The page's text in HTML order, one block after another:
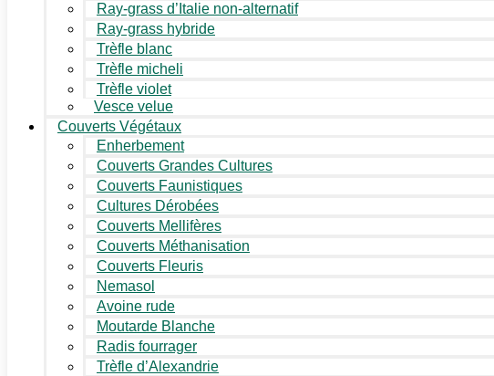
Ray-grass d’Italie non-alternatif
Ray-grass hybride
Trèfle blanc
Trèfle micheli
Trèfle violet
Vesce velue
Couverts Végétaux
Enherbement
Couverts Grandes Cultures
Couverts Faunistiques
Cultures Dérobées
Couverts Mellifères
Couverts Méthanisation
Couverts Fleuris
Nemasol
Avoine rude
Moutarde Blanche
Radis fourrager
Trèfle d’Alexandrie